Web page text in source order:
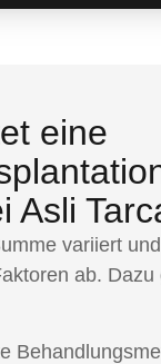
eine
Asli
variiert
ab. Dazu